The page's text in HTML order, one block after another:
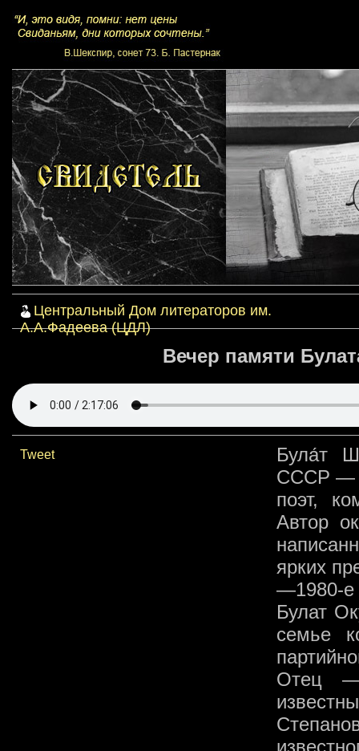
Центральный Дом литераторов им.
А.А.Фадеева (ЦДЛ)
Вечер памяти
Tweet
Була́т
СССР —
поэт,
Автор
ярких
—1980-е
Булат
семье
Отец —